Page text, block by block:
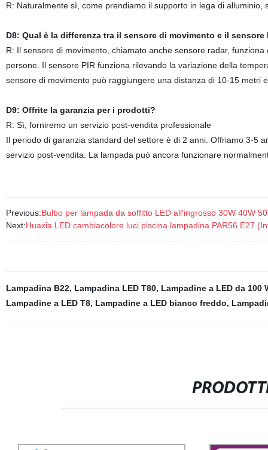
R: Naturalmente sì, come prendiamo il supporto in lega di
D8: Qual è la differenza tra il sensore di movimento e il sensore
R: Il sensore di movimento, chiamato anche sensore radar,
persone. Il sensore PIR funziona rilevando la variazione della
sensore di movimento può raggiungere una distanza di 10-15 metri
D9: Offrite la garanzia per i prodotti?
R: Sì, forniremo un servizio post-vendita professionale
Il periodo di garanzia standard del settore è di 2 anni. Offriamo 3-5
servizio post-vendita. La lampada può ancora funzionare
Previous:Bulbo per lampada da soffitto LED all′ingrosso 30W 40W
Next:Huaxia LED cambiacolore luci piscina lampadina PAR56 E27
Lampadina B22, Lampadina LED T80, Lampadine a LED da 100
Lampadine a LED T8, Lampadine a LED bianco freddo,